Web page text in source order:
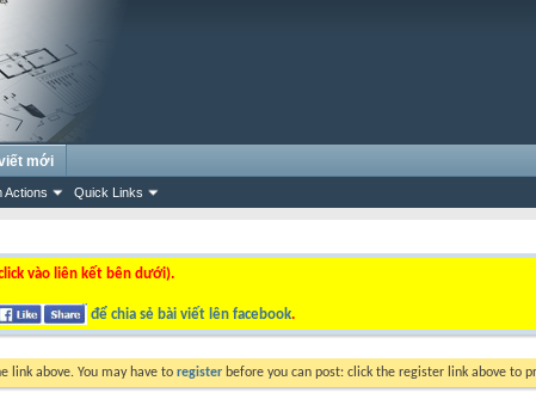
Actions Quick Links
mới
vào liên kết bên dưới).
để chia sẻ bài viết lên facebook.
link above. You may have to register before you can post: click the register link above to